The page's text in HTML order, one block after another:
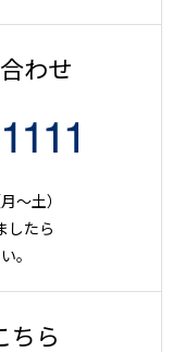
わせ
〜土）
したら
。
ちら